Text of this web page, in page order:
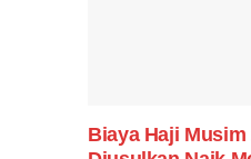
Biaya Haji Musim